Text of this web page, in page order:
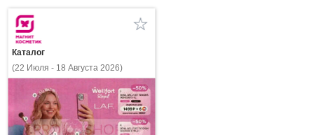
Каталог
(22 Июля - 18 Августа 2026)